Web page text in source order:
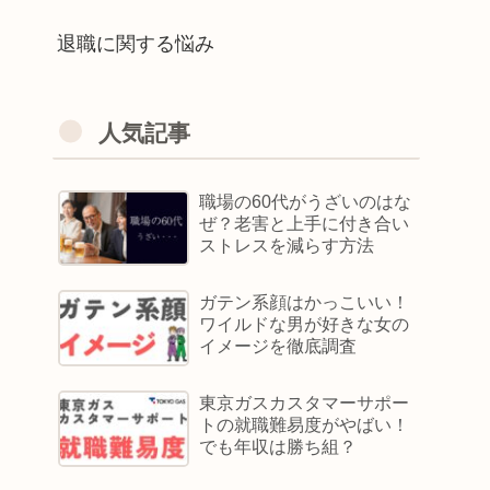
退職に関する悩み
人気記事
職場の60代がうざいのはな
ぜ？老害と上手に付き合い
ストレスを減らす方法
ガテン系顔はかっこいい！
ワイルドな男が好きな女の
イメージを徹底調査
東京ガスカスタマーサポー
トの就職難易度がやばい！
でも年収は勝ち組？